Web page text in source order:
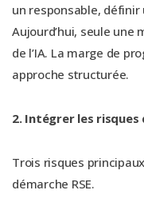
un responsable,
Aujourd’hui, seule une
de l’IA. La marge de
approche structurée.
2. Intégrer les risques
Trois risques
démarche RSE.